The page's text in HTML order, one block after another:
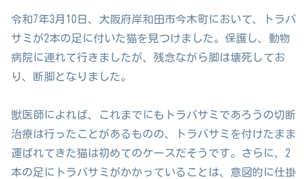
令和7年3月10日、大阪府岸和田市今木町において、トラバ
サミが2本の足に付いた猫を見つけました。保護し、動物
病院に連れて行きましたが、残念ながら脚は壊死してお
り、断脚となりました。
獣医師によれば、これまでにもトラバサミであろうの切断
治療は行ったことがあるものの、トラバサミを付けたまま
運ばれてきた猫は初めてのケースだそうです。さらに、2
本の足にトラバサミがかかっていることは、意図的に仕掛